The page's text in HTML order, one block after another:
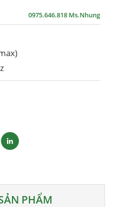
0975.646.818 Ms.Nhung
PHẨM